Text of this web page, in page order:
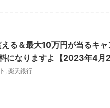
る＆最大10万円が当るキャ
になりますよ【2023年4月
, 楽天銀行